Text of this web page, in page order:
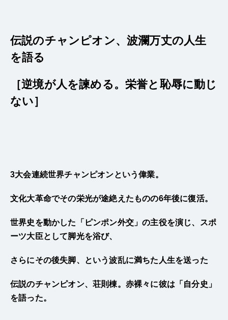
伝説のチャンピオン、波瀾万丈の人生
を語る
［逆境が人を諫める。栄誉と恥辱に動じ
ない］
3大会連続世界チャンピオンという偉業。
文化大革命でその栄光が途絶えたものの6年後に復活。
世界史を動かした「ピンポン外交」の主役を演じ、スポ
ーツ大臣として脚光を浴び、
さらにその後失脚、という波乱に満ちた人生を送った
伝説のチャンピオン、荘則棟。赤裸々に彼は「自分史」
を語った。